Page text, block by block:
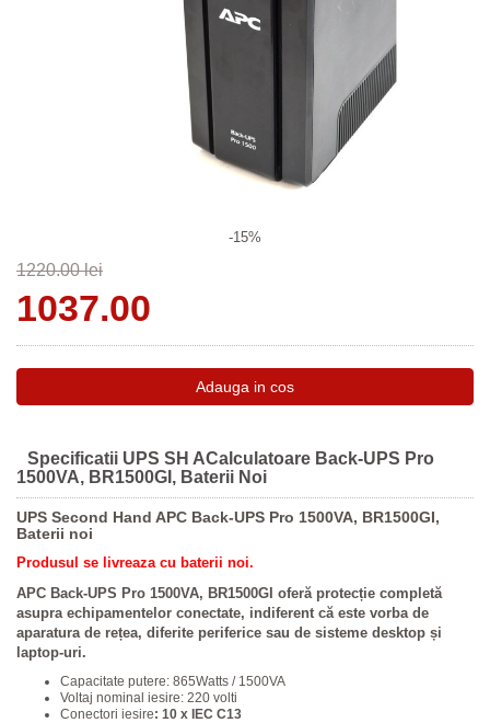
-15%
1220.00 lei
1037.00
Specificatii UPS SH ACalculatoare Back-UPS Pro
1500VA, BR1500GI, Baterii Noi
UPS Second Hand APC Back-UPS Pro 1500VA, BR1500GI,
Baterii noi
Produsul se livreaza cu baterii noi.
APC Back-UPS Pro 1500VA, BR1500GI oferă protecție completă
asupra echipamentelor conectate, indiferent că este vorba de
aparatura de rețea, diferite periferice sau de sisteme desktop și
laptop-uri.
Capacitate putere: 865Watts / 1500VA
Voltaj nominal iesire: 220 volti
Conectori iesire: 10 x IEC C13